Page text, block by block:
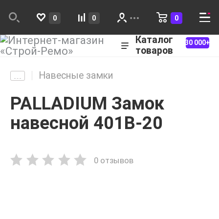
0 0 0
Каталог
товаров
30 000+
Навесные замки
PALLADIUM Замок
навесной 401B-20
0 отзывов